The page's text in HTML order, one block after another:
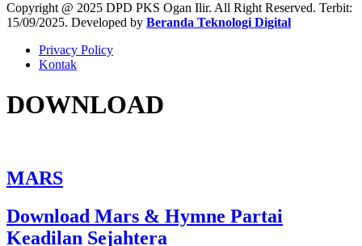
Copyright @ 2025 DPD PKS Ogan Ilir. All Right Reserved. Terbit:
15/09/2025. Developed by Beranda Teknologi Digital
Privacy Policy
Kontak
DOWNLOAD
MARS
Download Mars & Hymne Partai
Keadilan Sejahtera